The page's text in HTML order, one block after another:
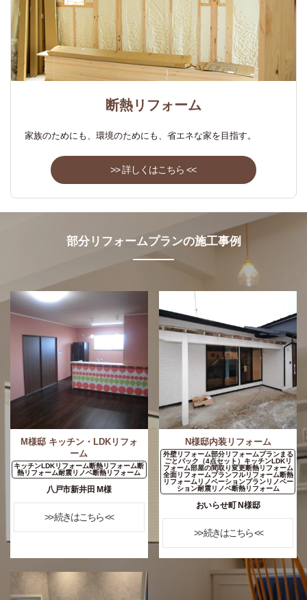
断熱リフォーム
家族のためにも、環境のためにも、省エネな家を目指す。
>> 詳しくはこちら <<
部分リフォームプランの施工事例
M様邸 キッチン・LDKリフォ
ーム
キッチンLDKリフォーム断熱リフォーム断
熱リフォーム耐震リノベ断熱リフォーム
八戸市新井田 M様
>> 続きはこちら <<
N様邸内装リフォーム
外壁リフォーム部分リフォームプランまる
ごとパック（4点セット）キッチンLDKリ
フォーム部屋の間取り変更断熱リフォーム
全面リフォームプランフルリフォーム断熱
リフォームリノベーションプランリノベー
ション耐震リノベ断熱リフォーム
おいらせ町 N様邸
>> 続きはこちら <<